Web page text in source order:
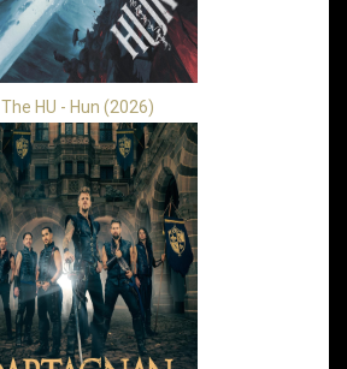
The HU - Hun (2026)